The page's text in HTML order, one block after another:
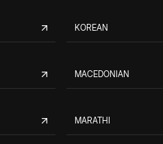
KOREAN
MACEDONIAN
MARATHI